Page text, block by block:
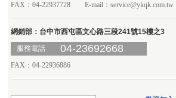
FAX：04-22937728 E-mail： service@ykqk.com.tw
網銷部：台中市西屯區文心路三段241號15樓之3
服務電話
04-23692668
FAX：04-22936886